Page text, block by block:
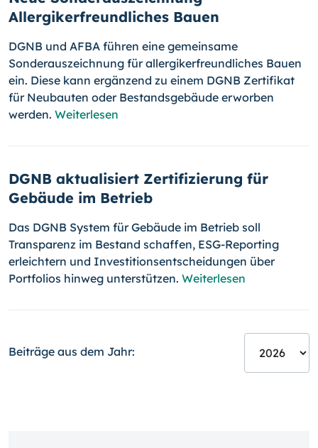
Allergikerfreundliches Bauen
DGNB und AFBA führen eine gemeinsame
Sonderauszeichnung für allergikerfreundliches Bauen
ein. Diese kann ergänzend zu einem DGNB Zertifikat
für Neubauten oder Bestandsgebäude erworben
werden. Weiterlesen
DGNB aktualisiert Zertifizierung für
Gebäude im Betrieb
Das DGNB System für Gebäude im Betrieb soll
Transparenz im Bestand schaffen, ESG-Reporting
erleichtern und Investitionsentscheidungen über
Portfolios hinweg unterstützen. Weiterlesen
Beiträge aus dem Jahr: